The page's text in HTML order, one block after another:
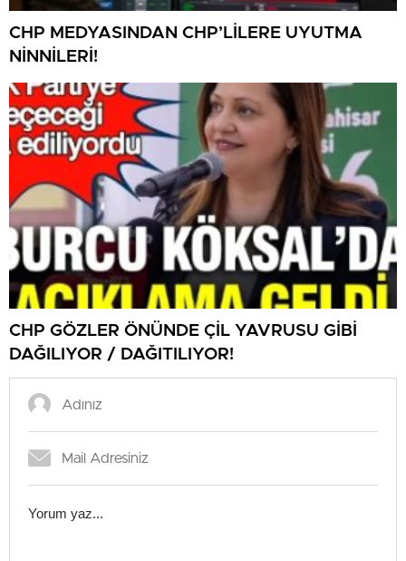
CHP MEDYASINDAN CHP’LİLERE UYUTMA
NİNNİLERİ!
CHP GÖZLER ÖNÜNDE ÇİL YAVRUSU GİBİ
DAĞILIYOR / DAĞITILIYOR!